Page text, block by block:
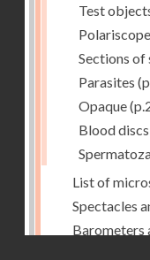
Test
Polariscope
Sections of
Parasites
Opaque
Blood discs
List of
Spectacles
Barometers